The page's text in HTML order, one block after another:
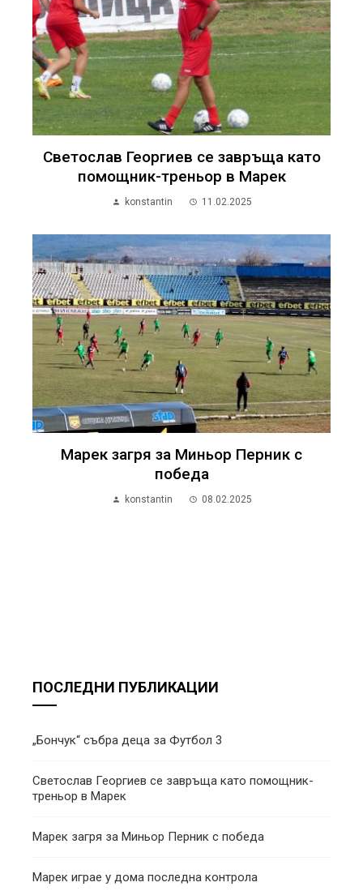
Светослав Георгиев се завръща като
помощник-треньор в Марек
konstantin 11.02.2025
Марек загря за Миньор Перник с
победа
konstantin 08.02.2025
ПОСЛЕДНИ ПУБЛИКАЦИИ
„Бончук“ събра деца за Футбол 3
Светослав Георгиев се завръща като помощник-
треньор в Марек
Марек загря за Миньор Перник с победа
Марек играе у дома последна контрола